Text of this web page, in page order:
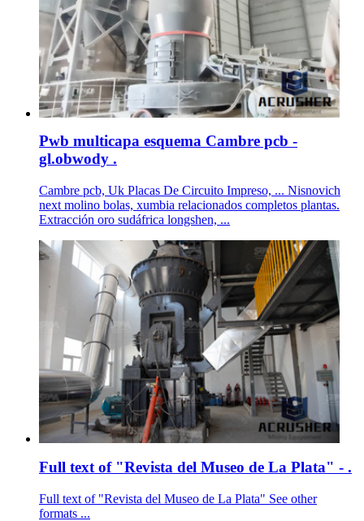
Pwb multicapa esquema Cambre pcb -
gl.obwody .
Cambre pcb, Uk Placas De Circuito Impreso, ... Nisnovich
next molino bolas, xumbia relacionados completos plantas.
Extracción oro sudáfrica longshen, ...
Full text of "Revista del Museo de La Plata" - .
Full text of "Revista del Museo de La Plata" See other
formats ...